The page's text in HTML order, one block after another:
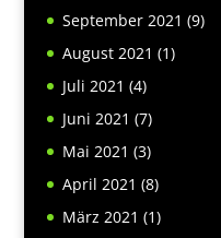
September 2021 (9)
August 2021 (1)
Juli 2021 (4)
Juni 2021 (7)
Mai 2021 (3)
April 2021 (8)
März 2021 (1)